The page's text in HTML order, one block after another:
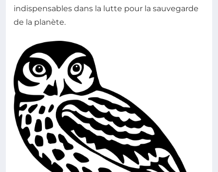
indispensables dans la lutte pour la sauvegarde
de la planète.